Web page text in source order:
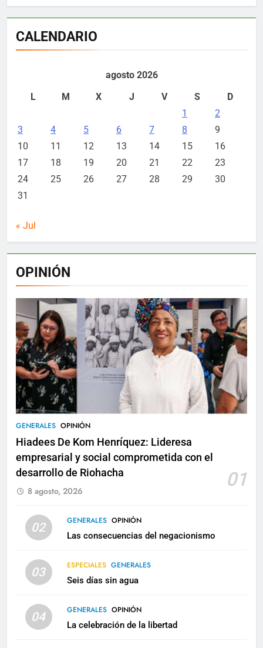
CALENDARIO
agosto 2026
L
M X J V S
D
1
2
3
4 5 6 7 8
9
10
11 12 13 14 15
16
17
18 19 20 21 22
23
24
25 26 27 28 29
30
31
« Jul
OPINIÓN
GENERALES OPINIÓN
Hiadees De Kom Henríquez: Lideresa
empresarial y social comprometida con el
desarrollo de Riohacha
01
8 agosto, 2026
02 GENERALES OPINIÓN
Las consecuencias del negacionismo
03 ESPECIALES GENERALES
Seis días sin agua
04 GENERALES OPINIÓN
La celebración de la libertad